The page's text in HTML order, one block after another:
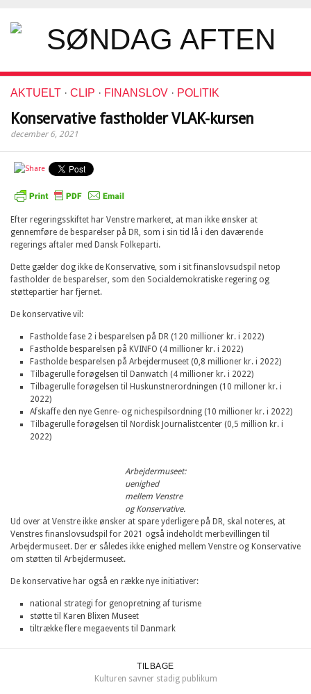
AKTUELT · CLIP · FINANSLOV · POLITIK
Konservative fastholder VLAK-kursen
december 6, 2021
Efter regeringsskiftet har Venstre markeret, at man ikke ønsker at
gennemføre de besparelser på DR, som i sin tid lå i den daværende
regerings aftaler med Dansk Folkeparti.
Dette gælder dog ikke de Konservative, som i sit finanslovsudspil netop
fastholder de besparelser, som den Socialdemokratiske regering og
støttepartier har fjernet.
De konservative vil:
Fastholde fase 2 i besparelsen på DR (120 millioner kr. i 2022)
Fastholde besparelsen på KVINFO (4 millioner kr. i 2022)
Fastholde besparelsen på Arbejdermuseet (0,8 millioner kr. i 2022)
Tilbagerulle forøgelsen til Danwatch (4 millioner kr. i 2022)
Tilbagerulle forøgelsen til Huskunstnerordningen (10 milloner kr. i
2022)
Afskaffe den nye Genre- og nichespilsordning (10 millioner kr. i 2022)
Tilbagerulle forøgelsen til Nordisk Journalistcenter (0,5 million kr. i
2022)
Arbejdermuseet:
uenighed
mellem Venstre
og Konservative.
Ud over at Venstre ikke ønsker at spare yderligere på DR, skal noteres, at
Venstres finanslovsudspil for 2021 også indeholdt merbevillingen til
Arbejdermuseet. Der er således ikke enighed mellem Venstre og Konservative
om støtten til Arbejdermuseet.
De konservative har også en række nye initiativer:
national strategi for genopretning af turisme
støtte til Karen Blixen Museet
tiltrække flere megaevents til Danmark
TILBAGE
Kulturen savner stadig publikum